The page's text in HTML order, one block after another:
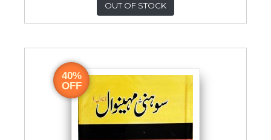
OUT OF STOCK
40%
OFF